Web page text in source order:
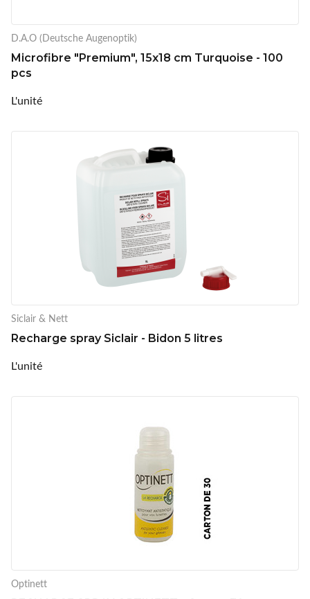
D.A.O (Deutsche Augenoptik)
Microfibre "Premium", 15x18 cm Turquoise - 100
pcs
L'unité
Siclair & Nett
Recharge spray Siclair - Bidon 5 litres
L'unité
Optinett